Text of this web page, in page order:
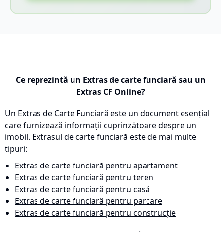
Ce reprezintă un Extras de carte funciară sau un
Extras CF Online?
Un Extras de Carte Funciară este un document esențial
care furnizează informații cuprinzătoare despre un
imobil. Extrasul de carte funciară este de mai multe
tipuri:
Extras de carte funciară pentru apartament
Extras de carte funciară pentru teren
Extras de carte funciară pentru casă
Extras de carte funciară pentru parcare
Extras de carte funciară pentru construcție